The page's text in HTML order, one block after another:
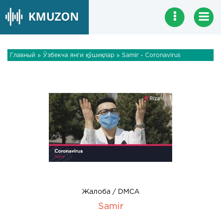
Главный » Ўзбекча янги қўшиқлар » Samir - Coronavirus
Жалоба / DMCA
Samir